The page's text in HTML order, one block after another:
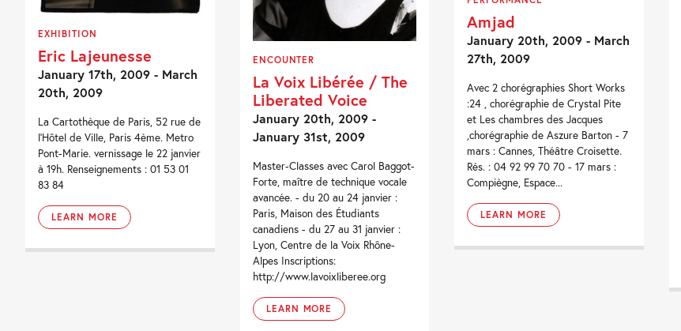
EXHIBITION
Eric Lajeunesse
January 17th, 2009 - March
20th, 2009
La Cartothèque de Paris, 52 rue de
l'Hôtel de Ville, Paris 4ème. Metro
Pont-Marie. vernissage le 22 janvier
à 19h. Renseignements : 01 53 01
83 84
LEARN MORE
ENCOUNTER
La Voix Libérée / The
Liberated Voice
January 20th, 2009 -
January 31st, 2009
Master-Classes avec Carol Baggot-
Forte, maître de technique vocale
avancée. - du 20 au 24 janvier :
Paris, Maison des Étudiants
canadiens - du 27 au 31 janvier :
Lyon, Centre de la Voix Rhône-
Alpes Inscriptions:
http://www.lavoixliberee.org
LEARN MORE
Amjad
January 20th, 2009 - March
27th, 2009
Avec 2 chorégraphies Short Works
:24 , chorégraphie de Crystal Pite
et Les chambres des Jacques
,chorégraphie de Aszure Barton - 7
mars : Cannes, Théâtre Croisette.
Rés. : 04 92 99 70 70 - 17 mars :
Compiègne, Espace...
LEARN MORE